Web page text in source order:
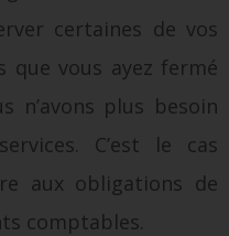
certaines de vos
que vous ayez fermé
n’avons plus besoin
C’est le cas
aux obligations de
comptables.